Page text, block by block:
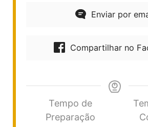
Enviar por
Compartilhar no
Tempo de
Preparação